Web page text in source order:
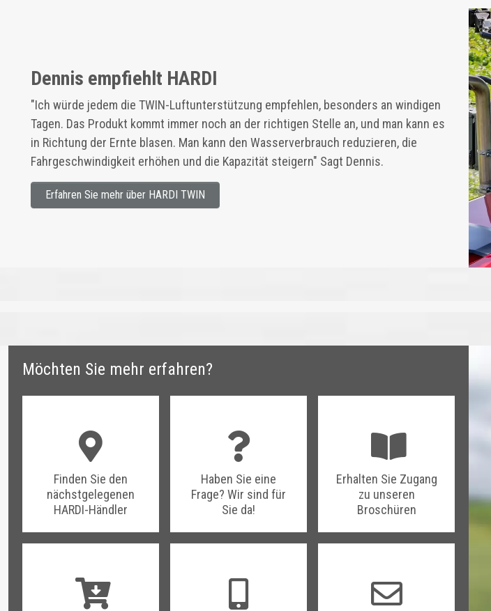
Dennis empfiehlt HARDI
"Ich würde jedem die TWIN-Luftunterstützung empfehlen, besonders an windigen
Tagen. Das Produkt kommt immer noch an der richtigen Stelle an, und man kann es
in Richtung der Ernte blasen. Man kann den Wasserverbrauch reduzieren, die
Fahrgeschwindigkeit erhöhen und die Kapazität steigern" Sagt Dennis.
Erfahren Sie mehr über HARDI TWIN
Möchten Sie mehr erfahren?
Finden Sie den
nächstgelegenen
HARDI-Händler
Haben Sie eine
Frage? Wir sind für
Sie da!
Erhalten Sie Zugang
zu unseren
Broschüren